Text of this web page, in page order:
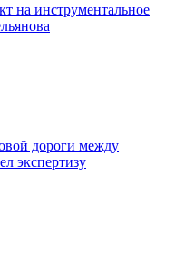
на инструментальное
дороги между
экспертизу